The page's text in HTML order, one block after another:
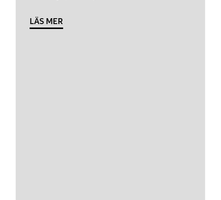
LÄS MER